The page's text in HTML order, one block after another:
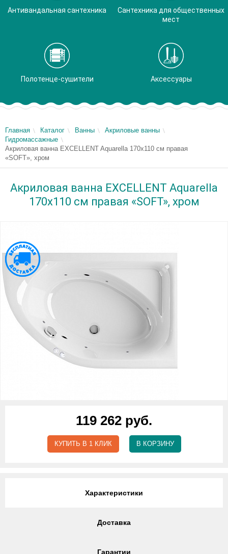
Антивандальная сантехника
Сантехника для общественных
мест
Полотенце-сушители Аксессуары
Главная Каталог Ванны
Акриловые ванны
Гидромассажные
Акриловая ванна EXCELLENT Aquarella 170x110 см правая
«SOFT», хром
Акриловая ванна EXCELLENT Aquarella
170x110 см правая «SOFT», хром
119 262 руб.
КУПИТЬ В 1 КЛИК В КОРЗИНУ
Характеристики
Доставка
Гарантии